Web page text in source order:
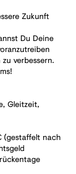
Zukunft
Du Deine
verbessern.
Gleitzeit,
(gestaffelt nach